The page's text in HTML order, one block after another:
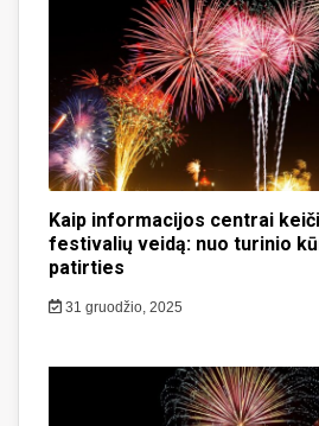
Kaip informacijos centrai
festivalių veidą: nuo turinio
patirties
31 gruodžio, 2025